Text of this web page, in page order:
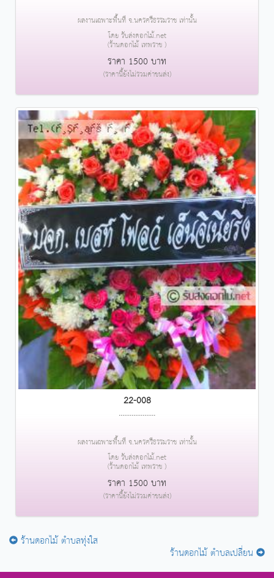
ผลงานเฉพาะพื้นที่ จ.นครศรีธรรมราช เท่านั้น
โดย รับส่งดอกไม้.net
(ร้านดอกไม้ เทพราช )
ราคา 1500 บาท
(ราคานี้ยังไม่รวมค่าขนส่ง)
22-008
....................
ผลงานเฉพาะพื้นที่ จ.นครศรีธรรมราช เท่านั้น
โดย รับส่งดอกไม้.net
(ร้านดอกไม้ เทพราช )
ราคา 1500 บาท
(ราคานี้ยังไม่รวมค่าขนส่ง)
ร้านดอกไม้ ตำบลทุ่งใส
ร้านดอกไม้ ตำบลเปลี่ยน